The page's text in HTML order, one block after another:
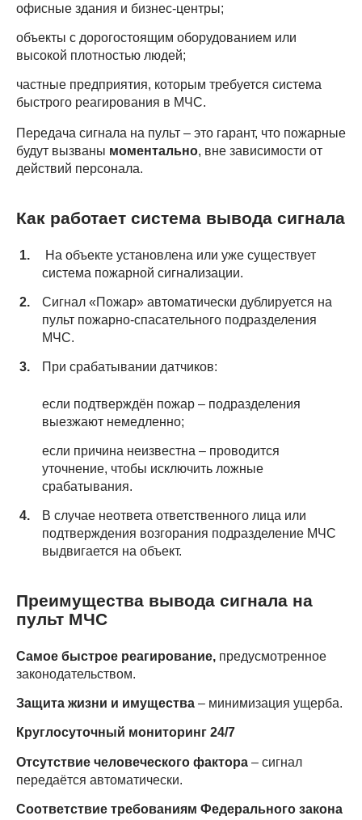
офисные здания и бизнес-центры;
объекты с дорогостоящим оборудованием или
высокой плотностью людей;
частные предприятия, которым требуется система
быстрого реагирования в МЧС.
Передача сигнала на пульт – это гарант, что пожарные
будут вызваны моментально, вне зависимости от
действий персонала.
Как работает система вывода сигнала
На объекте установлена или уже существует
система пожарной сигнализации.
Сигнал «Пожар» автоматически дублируется на
пульт пожарно-спасательного подразделения
МЧС.
При срабатывании датчиков:
если подтверждён пожар – подразделения
выезжают немедленно;
если причина неизвестна – проводится
уточнение, чтобы исключить ложные
срабатывания.
В случае неответа ответственного лица или
подтверждения возгорания подразделение МЧС
выдвигается на объект.
Преимущества вывода сигнала на
пульт МЧС
Самое быстрое реагирование, предусмотренное
законодательством.
Защита жизни и имущества – минимизация ущерба.
Круглосуточный мониторинг 24/7
Отсутствие человеческого фактора – сигнал
передаётся автоматически.
Соответствие требованиям Федерального закона